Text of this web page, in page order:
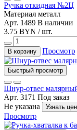
Ручка откидная №2Ц
Материал металл
Арт. 1489 В наличии
3.75 BYN / шт.
В корзину Просмотр
Быстрый просмотр
Шнур-отвес
Арт. 3171 Под заказ
Не указана
Узнать
Просмотр